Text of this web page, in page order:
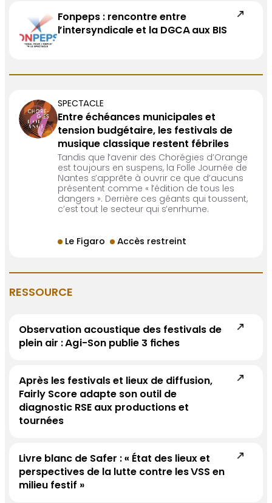
Fonpeps : rencontre entre
l’intersyndicale et la DGCA aux BIS
SPECTACLE
Entre échéances municipales et
tension budgétaire, les festivals de
musique classique restent fébriles
Tandis que l’avenir des Chorégies d’Orange
est toujours en suspens, la Folle Journée de
Nantes s’apprête à ouvrir ce que d’aucuns
présentent comme « l’édition de tous les
dangers ». Derrière ces géants qui toussent,
c’est tout le secteur qui s’enrhume.
Le Figaro Accès restreint
RESSOURCE
Observation acoustique des festivals de
plein air : Agi-Son publie 3 fiches
Après les festivals et lieux de diffusion,
Fairly Score adapte son outil de
diagnostic RSE aux productions et
tournées
Livre blanc de Safer : « État des lieux et
perspectives de la lutte contre les VSS en
milieu festif »